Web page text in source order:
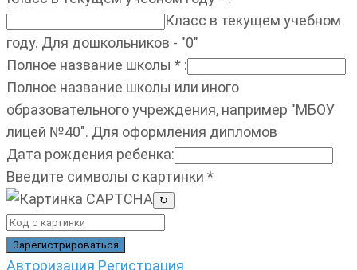
Класс в текущем учебном
году. Для дошкольников - "0"
Полное название школы * :
Полное название школы или иного
образовательного учреждения, например "МБОУ
лицей №40". Для оформления дипломов
Дата рождения ребенка:
Введите символы с картинки *
↻
Авторизация Регистрация